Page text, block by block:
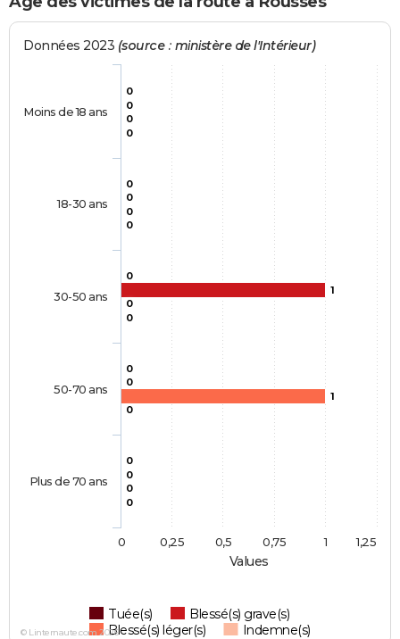
Values
Données 2023 (source : ministère de l'Intérieur)
0
0
0
0
0
0
0
1
0
0
0
0
0
1
0
0
0
0
0
0
Tuée(s)
Blessé(s) grave(s)
Blessé(s) léger(s)
Indemne(s)
Moins de 18 ans
18-30 ans
30-50 ans
50-70 ans
Plus de 70 ans
0 1
0,25 0,5 0,75 1,25
© Linternaute.com 2026